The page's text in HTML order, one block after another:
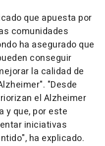
que apuesta por
comunidades
ha asegurado que
conseguir
la calidad de
"Desde
el Alzheimer
y que, por este
iniciativas
ha explicado.